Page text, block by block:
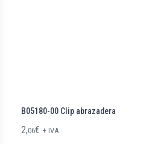
B05180-00 Clip abrazadera
2,06€ + IVA